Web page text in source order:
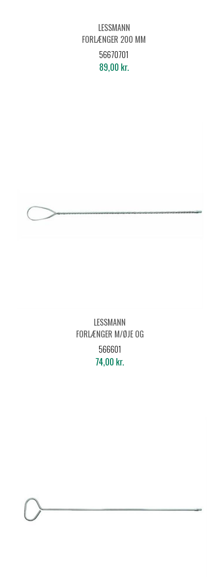
LESSMANN
FORLÆNGER 200 MM
IND/UDV. GEVIND M6
56670701
89,00 kr.
LESSMANN
FORLÆNGER M/ØJE OG
GEVIND 1000 MM
INDV. GEVIND M6
566601
74,00 kr.